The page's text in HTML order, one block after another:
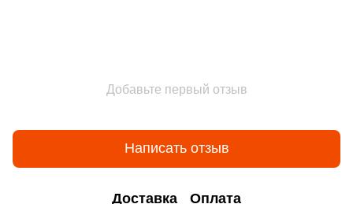
Добавьте первый отзыв
Написать отзыв
Доставка Оплата